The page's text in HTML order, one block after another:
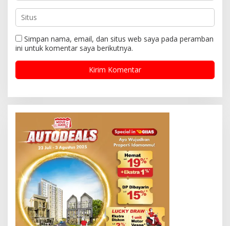
Simpan nama, email, dan situs web saya pada peramban
ini untuk komentar saya berikutnya.